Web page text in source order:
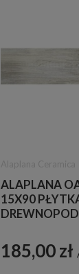
ALAPLANA
15X90
185,00 zł